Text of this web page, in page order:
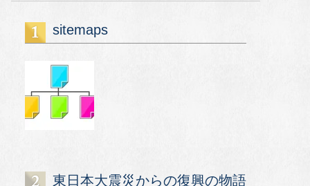
sitemaps
東日本大震災からの復興の物語